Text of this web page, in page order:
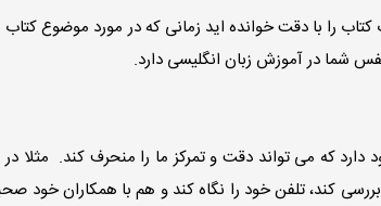
را با دقت خوانده اید زمانی که در مورد موضوع
شما در آموزش زبان انگلیسی دارد.
کند، تلفن خود را نگاه کند و هم با همکاران